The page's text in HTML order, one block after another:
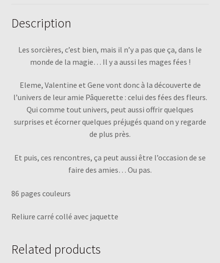
Description
Les sorcières, c’est bien, mais il n’y a pas que ça, dans le
monde de la magie… Il y a aussi les mages fées !
Eleme, Valentine et Gene vont donc à la découverte de
l’univers de leur amie Pâquerette : celui des fées des fleurs.
Qui comme tout univers, peut aussi offrir quelques
surprises et écorner quelques préjugés quand on y regarde
de plus près.
Et puis, ces rencontres, ça peut aussi être l’occasion de se
faire des amies… Ou pas.
86 pages couleurs
Reliure carré collé avec jaquette
Related products